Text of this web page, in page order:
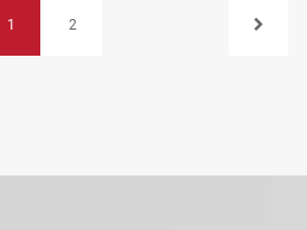
1 2